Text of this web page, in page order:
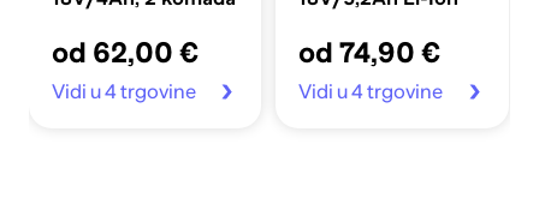
od 62,00 €
Vidi u 4 trgovine
od 74,90 €
Vidi u 4 trgovine